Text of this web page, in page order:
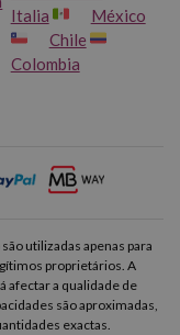
Italia
México
Chile
Colombia
utilizadas apenas para
proprietários. A
afectar a qualidade de
são aproximadas,
exactas.